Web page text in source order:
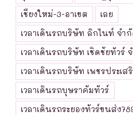
เชียงใหม่-3-อาเขต
เลย
เวลาเดินรถบริษัท ลิกไนท์ จำ
เวลาเดินรถบริษัท เชิดชัยทัวร์
เวลาเดินรถบริษัท เพชรประเส
เวลาเดินรถบุษราคัมทัวร์
เวลาเดินรถระยองทัวร์ขนส่ง